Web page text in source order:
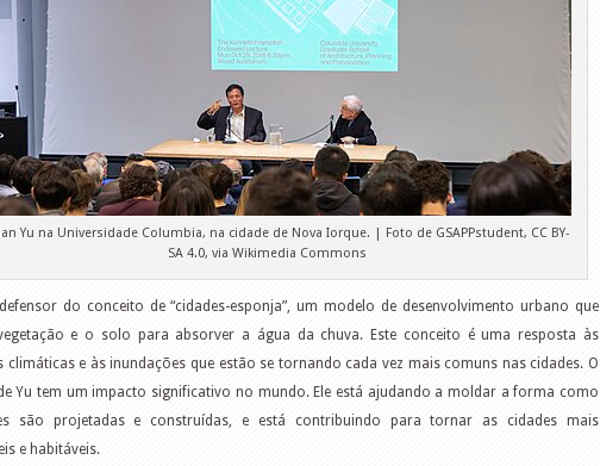
Yu na Universidade Columbia, na cidade de Nova Iorque. | Foto de GSAPPstudent, CC BY-
SA 4.0, via Wikimedia Commons
do conceito de “cidades-esponja”, um modelo de desenvolvimento urbano que
e o solo para absorver a água da chuva. Este conceito é uma resposta às
climáticas e às inundações que estão se tornando cada vez mais comuns nas cidades. O
Yu tem um impacto significativo no mundo. Ele está ajudando a moldar a forma como
são projetadas e construídas, e está contribuindo para tornar as cidades mais
e habitáveis.